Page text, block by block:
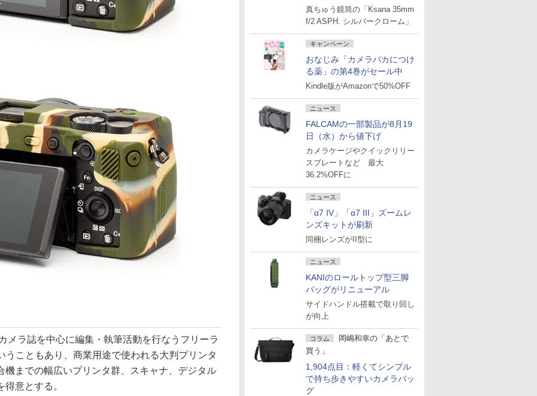
真ちゅう鏡筒の「Ksana 35mm
f/2 ASPH. シルバークローム」
キャンペーン
おなじみ「カメラバカにつけ
る薬」の第4巻がセール中
Kindle版がAmazonで50%OFF
ニュース
FALCAMの一部製品が8月19
日（水）から値下げ
カメラケージやクイックリリー
スプレートなど 最大
36.2%OFFに
ニュース
「α7 IV」「α7 III」ズームレ
ンズキットが刷新
同梱レンズがII型に
ニュース
KANIのロールトップ型三脚
バッグがリニューアル
サイドハンドル搭載で取り回し
が向上
コラム
岡嶋和幸の「あとで
買う」
1,904点目：軽くてシンプル
で持ち歩きやすいカメラバッ
グ
メラ誌を中心に編集・執筆活動を行なうフリーラ
うこともあり、商業用途で使われる大判プリンタ
機までの幅広いプリンタ群、スキャナ、デジタル
意とする。